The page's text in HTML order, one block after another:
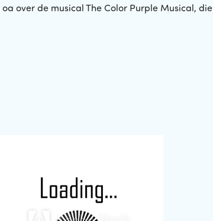
over de musical The Color Purple Musical, die